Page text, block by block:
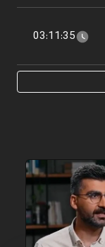
03:11:35